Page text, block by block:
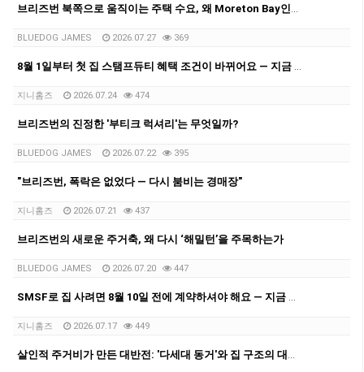
브리즈번 북쪽으로 움직이는 주택 수요, 왜 Moreton Bay인가??
BLUEDOG JAMES 2026.07.27 369
8월 1일부터 첫 집 스탬프듀티 혜택 조건이 바뀌어요 — 지금 꼭 체크하세요!
지니홈즈 2026.07.24 474
브리즈번의 진정한 '부티크 럭셔리'는 무엇일까?
BLUEDOG JAMES 2026.07.22 395
"브리즈번, 폭락은 없었다 — 다시 붐비는 경매장"
지니홈즈 2026.07.21 437
브리즈번의 새로운 주거축, 왜 다시 ‘해밀턴’을 주목하는가
BLUEDOG JAMES 2026.07.20 447
SMSF로 집 사려면 8월 10일 전에 계약하셔야 해요 — 지금 브리즈번서 벌어지는 '막차 러시'
지니홈즈 2026.07.17 449
살인적 주거비가 만든 대반전: '다세대 동거'와 집 구조의 대변혁